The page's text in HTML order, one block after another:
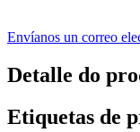
Envíanos un correo
Detalle do
Etiquetas de